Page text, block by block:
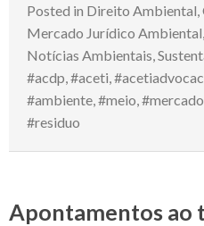
Posted in Direito Ambiental
Mercado Jurídico Ambiental
Notícias Ambientais
#acdp #aceti
#ambiente #meio #mercado
#residuo
Apontamentos ao